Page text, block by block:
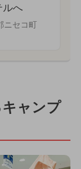
ルへ
ニセコ町
ャンプ